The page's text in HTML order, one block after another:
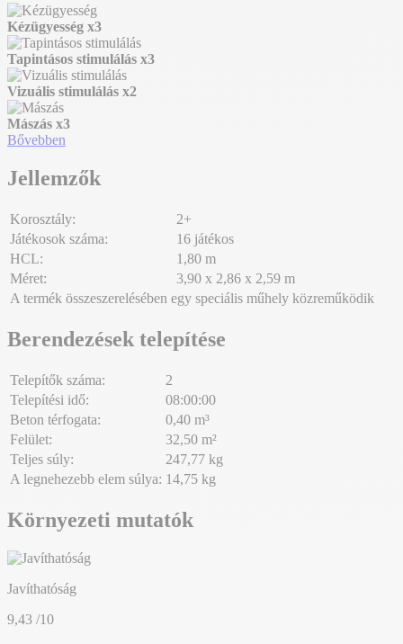
Kézügyesség x3
Tapintásos stimulálás x3
Vizuális stimulálás x2
Mászás x3
Bővebben
Jellemzők
Korosztály:
2+
Játékosok száma:
16 játékos
HCL:
1,80 m
Méret:
3,90 x 2,86 x 2,59 m
A termék összeszerelésében egy speciális műhely közreműködik
Berendezések telepítése
Telepítők száma:
2
Telepítési idő:
08:00:00
Beton térfogata:
0,40 m³
Felület:
32,50 m²
Teljes súly:
247,77 kg
A legnehezebb elem súlya: 14,75 kg
Környezeti mutatók
Javíthatóság
9,43 /10